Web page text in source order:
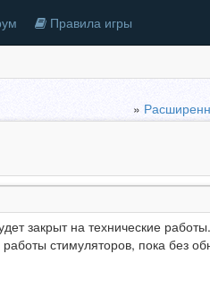
Правила игры
»
закрыт на технические работы.
стимуляторов, пока без